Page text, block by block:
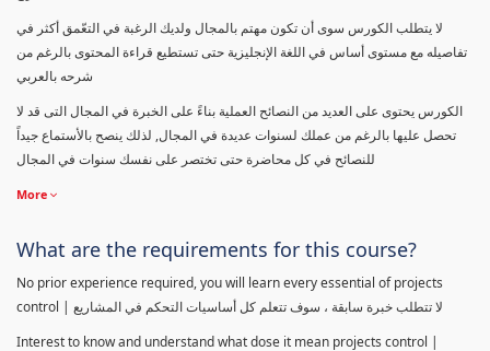
لا يتطلب الكورس سوى أن تكون مهتم بالمجال ولديك الرغبة في التعّمق أكثر في
تفاصيله مع مستوى أساس في اللغة الإنجليزية حتى تستطيع قراءة المحتوى بالرغم من
شرحه بالعربي
الكورس يحتوى على العديد من النصائح العملية بناءً على الخبرة في المجال التى قد لا
تحصل عليها بالرغم من عملك لسنوات عديدة في المجال, لذلك ينصح بالأستماع جيداً
للنصائح في كل محاضرة حتى تختصر على نفسك سنوات في المجال
More
What are the requirements for this course?
No prior experience required, you will learn every essential of projects
control | لا تتطلب خبرة سابقة ، سوف تتعلم كل أساسيات التحكم في المشاريع
Interest to know and understand what dose it mean projects control |